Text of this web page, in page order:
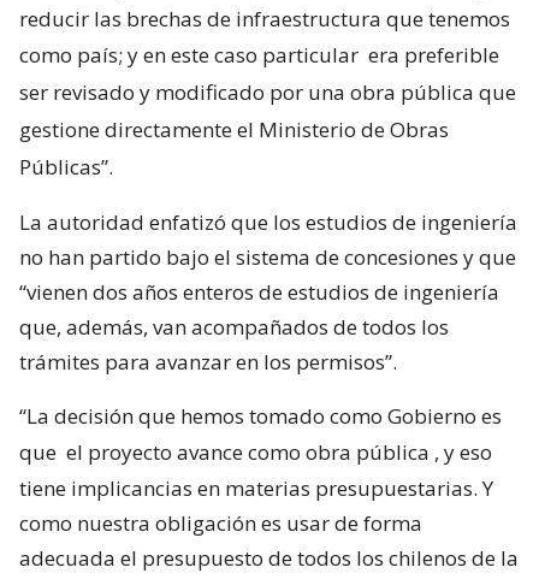
reducir las brechas de infraestructura que tenemos
como país; y en este caso particular era preferible
ser revisado y modificado por una obra pública que
gestione directamente el Ministerio de Obras
Públicas”.
La autoridad enfatizó que los estudios de ingeniería
no han partido bajo el sistema de concesiones y que
“vienen dos años enteros de estudios de ingeniería
que, además, van acompañados de todos los
trámites para avanzar en los permisos”.
“La decisión que hemos tomado como Gobierno es
que el proyecto avance como obra pública , y eso
tiene implicancias en materias presupuestarias. Y
como nuestra obligación es usar de forma
adecuada el presupuesto de todos los chilenos de la